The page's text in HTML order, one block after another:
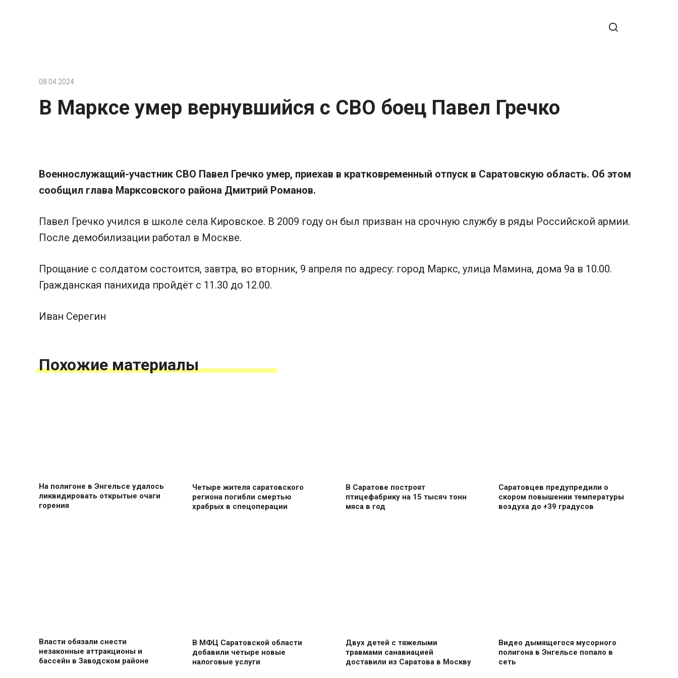
08.04.2024
В Марксе умер вернувшийся с СВО боец Павел Гречко
Военнослужащий-участник СВО Павел Гречко умер, приехав в кратковременный отпуск в Саратовскую область. Об этом
сообщил глава Марксовского района Дмитрий Романов.
Павел Гречко учился в школе села Кировское. В 2009 году он был призван на срочную службу в ряды Российской армии.
После демобилизации работал в Москве.
Прощание с солдатом состоится, завтра, во вторник, 9 апреля по адресу: город Маркс, улица Мамина, дома 9а в 10.00.
Гражданская панихида пройдёт с 11.30 до 12.00.
Иван Серегин
Похожие материалы
На полигоне в Энгельсе удалось
ликвидировать открытые очаги
горения
Четыре жителя саратовского
региона погибли смертью
храбрых в спецоперации
В Саратове построят
птицефабрику на 15 тысяч тонн
мяса в год
Саратовцев предупредили о
скором повышении температуры
воздуха до +39 градусов
Власти обязали снести
незаконные аттракционы и
бассейн в Заводском районе
В МФЦ Саратовской области
добавили четыре новые
налоговые услуги
Двух детей с тяжелыми
травмами санавиацией
доставили из Саратова в Москву
Видео дымящегося мусорного
полигона в Энгельсе попало в
сеть